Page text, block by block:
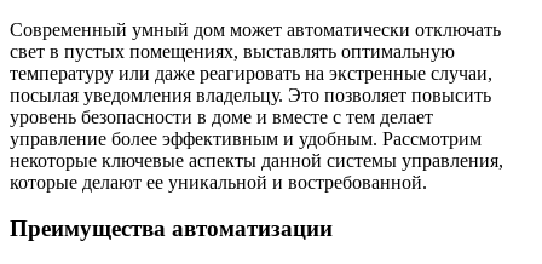
Современный умный дом может автоматически отключать
свет в пустых помещениях, выставлять оптимальную
температуру или даже реагировать на экстренные случаи,
посылая уведомления владельцу. Это позволяет повысить
уровень безопасности в доме и вместе с тем делает
управление более эффективным и удобным. Рассмотрим
некоторые ключевые аспекты данной системы управления,
которые делают ее уникальной и востребованной.
Преимущества автоматизации